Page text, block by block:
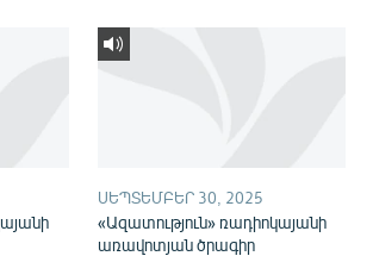
ՍԵՊՏԵՄԲԵՐ 30, 2025
«Ազատություն» ռադիոկայանի
առավոտյան ծրագիր